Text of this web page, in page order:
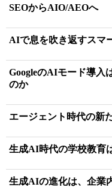
SEOからAIO/AEOへ
AIで息を吹き返すスマ
GoogleのAIモード導入
のか
エージェント時代の新
生成AI時代の学校教育
生成AIの進化は、企業